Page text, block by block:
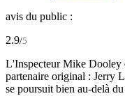
avis du public :
2.9/5
L'Inspecteur Mike Dooley
partenaire original : Jerry
se poursuit bien au-delà